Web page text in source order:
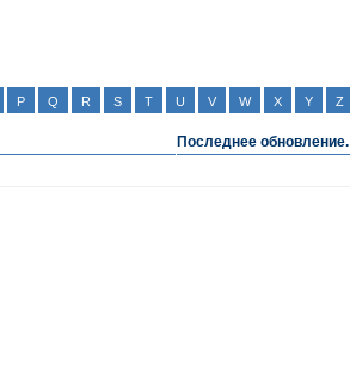
P Q R S T U V W X Y Z
Последнее обновление.